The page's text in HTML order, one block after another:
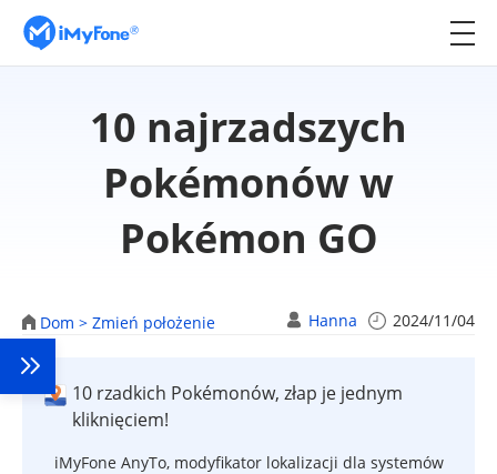
10 najrzadszych
Pokémonów w
Pokémon GO
Dom > Zmień położenie Hanna 2024/11/04
10 rzadkich Pokémonów, złap je jednym
kliknięciem!
iMyFone AnyTo, modyfikator lokalizacji dla systemów